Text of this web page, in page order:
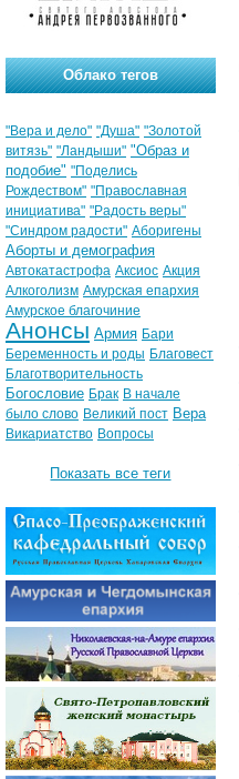
Облако тегов
"Вера и дело" "Душа" "Золотой
витязь" "Ландыши" "Образ и
подобие" "Поделись
Рождеством" "Православная
инициатива" "Радость веры"
"Синдром радости" Аборигены
Аборты и демография
Автокатастрофа Аксиос Акция
Алкоголизм Амурская епархия
Амурское благочиние
Анонсы Армия Бари
Беременность и роды Благовест
Благотворительность
Богословие Брак В начале
было слово Великий пост Вера
Викариатство Вопросы
Показать все теги